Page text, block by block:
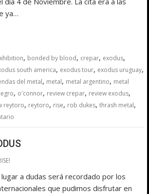
ya…
, bonded by blood, crepar, exodus,
south america, exodus tour, exodus uruguay,
del metal, metal, metal argentino, metal
, o'connor, review crepar, review exodus,
reytoro, reytoro, rise, rob dukes,thrash metal,
a dudas será recordado por los
que pudimos disfrutar en